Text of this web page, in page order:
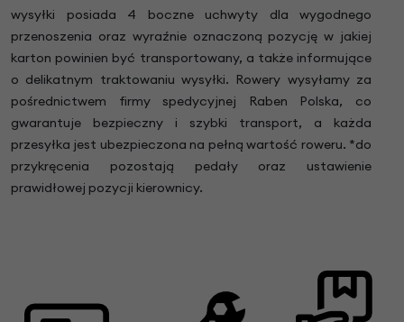
wysyłki posiada 4 boczne uchwyty dla wygodnego
przenoszenia oraz wyraźnie oznaczoną pozycję w jakiej
karton powinien być transportowany, a także informujące
o delikatnym traktowaniu wysyłki. Rowery wysyłamy za
pośrednictwem firmy spedycyjnej Raben Polska, co
gwarantuje bezpieczny i szybki transport, a każda
przesyłka jest ubezpieczona na pełną wartość roweru. *do
przykręcenia pozostają pedały oraz ustawienie
prawidłowej pozycji kierownicy.